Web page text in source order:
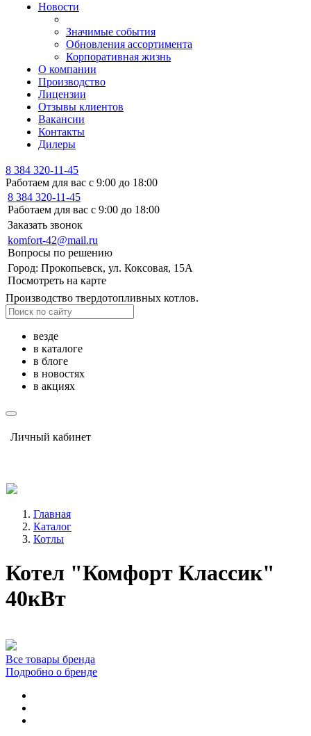
Новости
Значимые события
Обновления ассортимента
Корпоративная жизнь
О компании
Производство
Лицензии
Отзывы клиентов
Вакансии
Контакты
Дилеры
8 384 320-11-45
Работаем для вас с 9:00 до 18:00
8 384 320-11-45
Работаем для вас с 9:00 до 18:00
Заказать звонок
komfort-42@mail.ru
Вопросы по решению
Город: Прокопьевск, ул. Коксовая, 15А
Посмотреть на карте
Производство твердотопливных котлов.
везде
в каталоге
в блоге
в новостях
в акциях
Личный кабинет
Главная
Каталог
Котлы
Котел "Комфорт Классик"
40кВт
Все товары бренда
Подробно о бренде